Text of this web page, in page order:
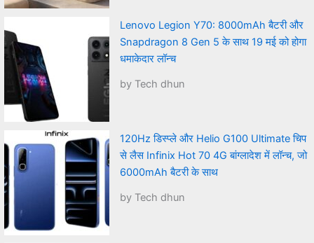
Lenovo Legion Y70: 8000mAh बैटरी और
Snapdragon 8 Gen 5 के साथ 19 मई को होगा
धमाकेदार लॉन्च
by Tech dhun
120Hz डिस्प्ले और Helio G100 Ultimate चिप
से लैस Infinix Hot 70 4G बांग्लादेश में लॉन्च, जो
6000mAh बैटरी के साथ
by Tech dhun